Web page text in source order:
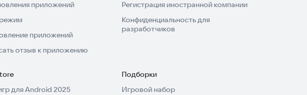
приложений
приложений
отзыв к приложению
Регистрация иностранной компании
Конфиденциальность для
разработчиков
для Android 2025
Подборки
Игровой набор